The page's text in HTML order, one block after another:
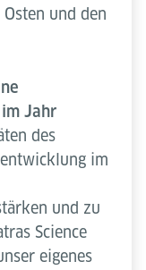
und den
Jahr
des
im
und zu
Science
eigenes